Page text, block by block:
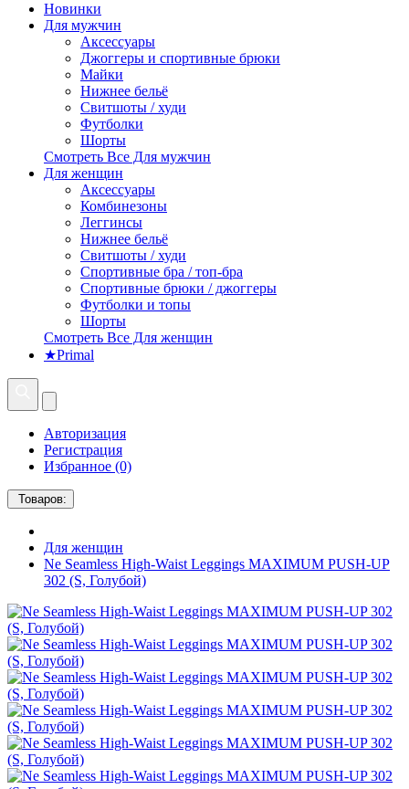
Новинки
Для мужчин
Аксессуары
Джоггеры и спортивные брюки
Майки
Нижнее бельё
Свитшоты / худи
Футболки
Шорты
Смотреть Все Для мужчин
Для женщин
Аксессуары
Комбинезоны
Леггинсы
Нижнее бельё
Свитшоты / худи
Спортивные бра / топ-бра
Спортивные брюки / джоггеры
Футболки и топы
Шорты
Смотреть Все Для женщин
★Primal
Авторизация
Регистрация
Избранное (0)
Товаров:
Для женщин
Ne Seamless High-Waist Leggings MAXIMUM PUSH-UP
302 (S, Голубой)